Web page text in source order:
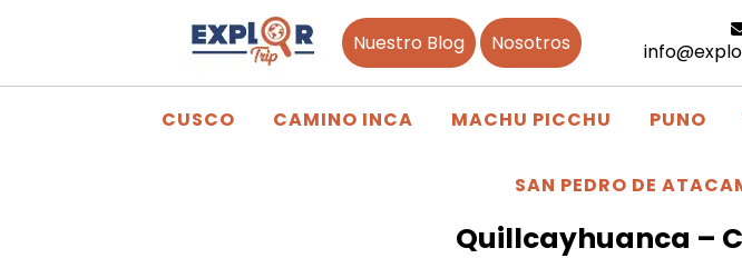
Nuestro Blog Nosotros
CUSCO CAMINO INCA MACHU PICCHU PUNO
SAN PEDRO DE
Quillcayhuanca –